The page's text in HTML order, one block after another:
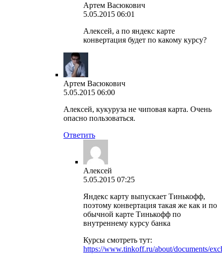
Артем Васюкович
5.05.2015 06:01
Алексей, а по яндекс карте
конвертация будет по какому курсу?
Артем Васюкович
5.05.2015 06:00
Алексей, кукуруза не чиповая карта. Очень
опасно пользоваться.
Ответить
Алексей
5.05.2015 07:25
Яндекс карту выпускает Тинькофф,
поэтому конвертация такая же как и по
обычной карте Тинькофф по
внутреннему курсу банка
Курсы смотреть тут:
https://www.tinkoff.ru/about/documents/